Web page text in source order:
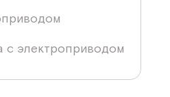
с электроприводом